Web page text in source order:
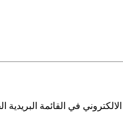
في القائمة